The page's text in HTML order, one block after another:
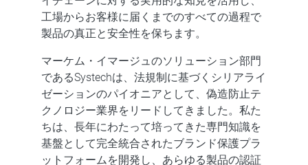
工場からお客様に届くまでのすべての過程で
製品の真正と安全性を保ちます。
マーケム・イマージュのソリューション部門
であるSystechは、法規制に基づくシリアライ
ゼーションのパイオニアとして、偽造防止テ
クノロジー業界をリードしてきました。私た
ちは、長年にわたって培ってきた専門知識を
基盤として完全統合されたブランド保護プラ
ットフォームを開発し、あらゆる製品の認証